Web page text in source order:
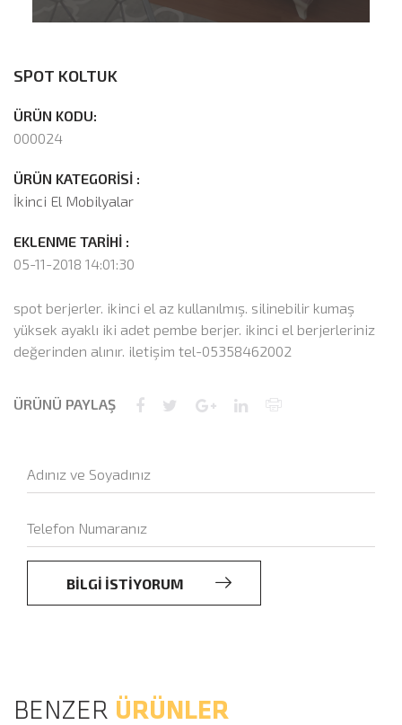
SPOT KOLTUK
ÜRÜN KODU:
000024
ÜRÜN KATEGORİSİ :
İkinci El Mobilyalar
EKLENME TARİHİ :
05-11-2018 14:01:30
spot berjerler. ikinci el az kullanılmış. silinebilir kumaş
yüksek ayaklı iki adet pembe berjer. ikinci el berjerleriniz
değerinden alınır. iletişim tel-05358462002
ÜRÜNÜ PAYLAŞ
BİLGİ İSTİYORUM
BENZER ÜRÜNLER